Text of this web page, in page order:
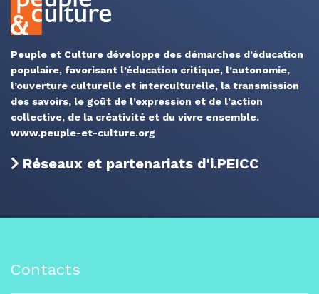
Peuple et Culture développe des démarches d’éducation
populaire, favorisant l’éducation critique, l’autonomie,
l’ouverture culturelle et interculturelle, la transmission
des savoirs, le goût de l’expression et de l’action
collective, de la créativité et du vivre ensemble.
www.peuple-et-culture.org
Réseaux et partenariats d'i.PEICC
Contacts